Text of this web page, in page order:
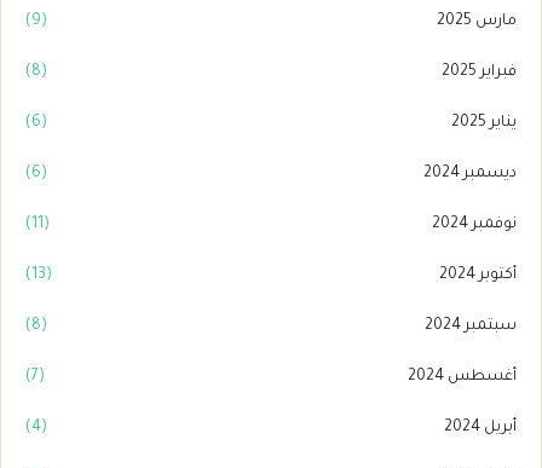
مارس 2025 (9)
فبراير 2025 (8)
يناير 2025 (6)
ديسمبر 2024 (6)
نوفمبر 2024 (11)
أكتوبر 2024 (13)
سبتمبر 2024 (8)
أغسطس 2024 (7)
أبريل 2024 (4)